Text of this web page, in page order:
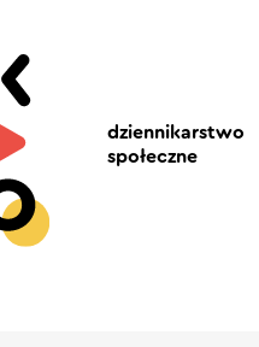
dziennikarstwo
społeczne